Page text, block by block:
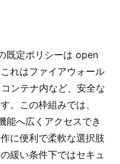
既定ポリシーは open
れはファイアウォール
ンテナ内など、安全な
。この枠組みでは、
へ広くアクセスでき
に便利で柔軟な選択肢
緩い条件下ではセキュ